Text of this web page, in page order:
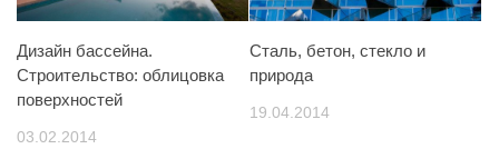
Дизайн бассейна.
Строительство: облицовка
поверхностей
03.02.2014
Сталь, бетон, стекло и
природа
19.04.2014